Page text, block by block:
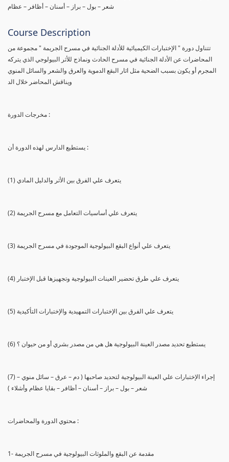
شعر – بول – براز – أسنان – أظافر – عظام
Course Description
تتناول دورة " الإختبارات الكيميائية للأدلة الجنائية في مسرح الجريمة " مجموعة من
المحاضرات عن الأدلة الجنائية في مسرح الحادث ونماذج للأثر البيولوجي الذي يتركه
المجرم أو يكون بسبب الضحية مثل اثار البقع الدموية والعرق والشعر والسائل المنوي
ويناقش المحاضر خلال الد
مخرجات الدورة :
يستطيع الدارس لهذه الدورة أن :
(1) يتعرف علي الفرق بين الأثر والدليل المادي
(2) يتعرف علي أساسيات التعامل مع مسرح الجريمة
(3) يتعرف علي أنواع البقع البيولوجية الموجودة في مسرح الجريمة
(4) يتعرف علي طرق تحضير العينات البيولوجية وتجهيزها قبل الإختبار
(5) يتعرف علي الفرق بين الإختبارات التمهيدية والإختبارات التأكيدية
(6) يستطيع تحديد مصدر العينة البيولوجية هل هي من مصدر بشري أو من حيوان ؟
(7) إجراء الإختبارات علي العينة البيولوجية لتحديد صاحبها ( دم – عرق – سائل منوي –
شعر – بول – براز – أسنان – أظافر – بقايا عظام وأشلاء )
محتوي الدورة والمحاضرات :
1- مقدمة عن البقع والملوثات البيولوجية في مسرح الجريمة